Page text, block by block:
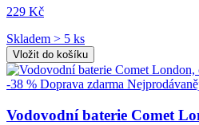
229 Kč
Skladem > 5 ks
Vložit do košíku
-38 % Doprava zdarma
Vodovodní baterie Comet